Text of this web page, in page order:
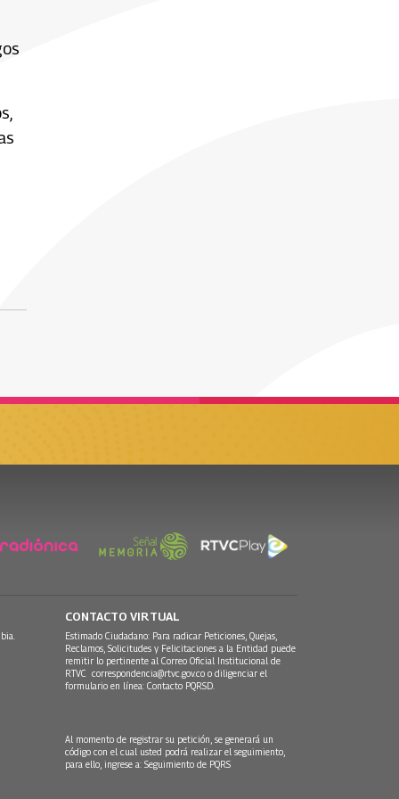
CONTACTO VIRTUAL
Estimado Ciudadano: Para radicar Peticiones, Quejas,
Reclamos, Solicitudes y Felicitaciones a la Entidad puede
remitir lo pertinente al Correo Oficial Institucional de
RTVC correspondencia@rtvc.gov.co o diligenciar el
formulario en línea: Contacto PQRSD.
Al momento de registrar su petición, se generará un
código con el cual usted podrá realizar el seguimiento,
para ello, ingrese a: Seguimiento de PQRS